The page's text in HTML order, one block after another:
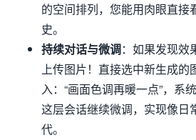
的空间排列，您能用肉眼直接
史。
持续对话与微调：如果发现效
上传图片！直接选中新生成的
入：“画面色调再暖一点”，系
这层会话继续微调，实现像日
代。